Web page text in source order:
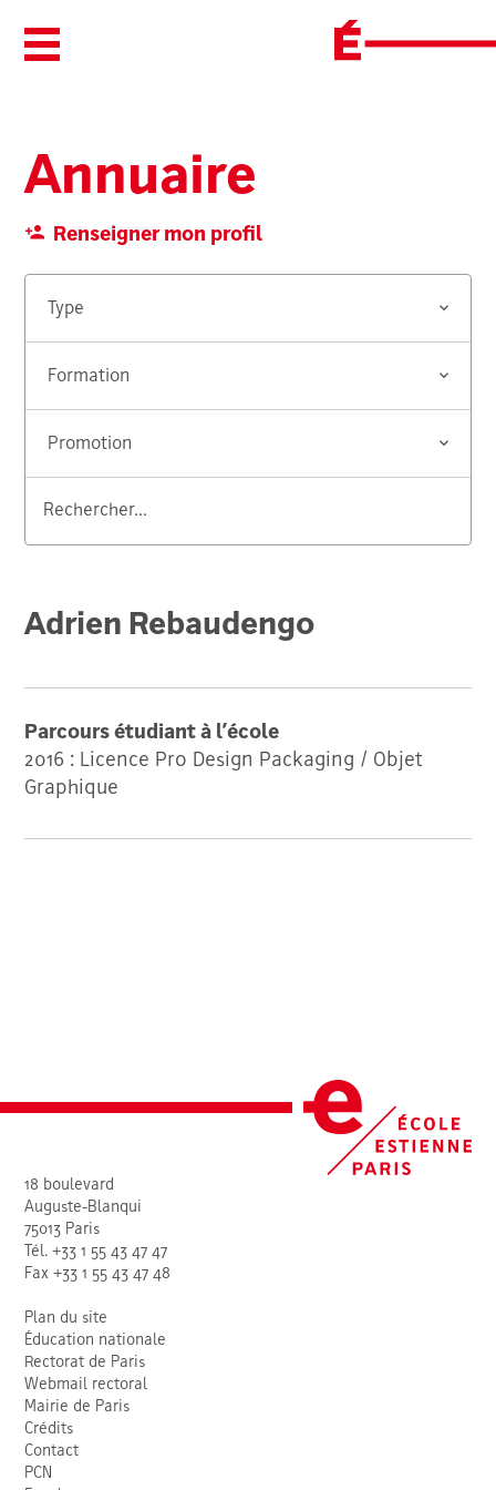
Ouvrir/Fermer le menu
Annuaire
Renseigner mon profil
Adrien Rebaudengo
Parcours étudiant à l’école
2016 : Licence Pro Design Packaging / Objet
Graphique
18 boulevard
Auguste-Blanqui
75013 Paris
Tél. +33 1 55 43 47 47
Fax +33 1 55 43 47 48
Plan du site
Éducation nationale
Rectorat de Paris
Webmail rectoral
Mairie de Paris
Crédits
Contact
PCN